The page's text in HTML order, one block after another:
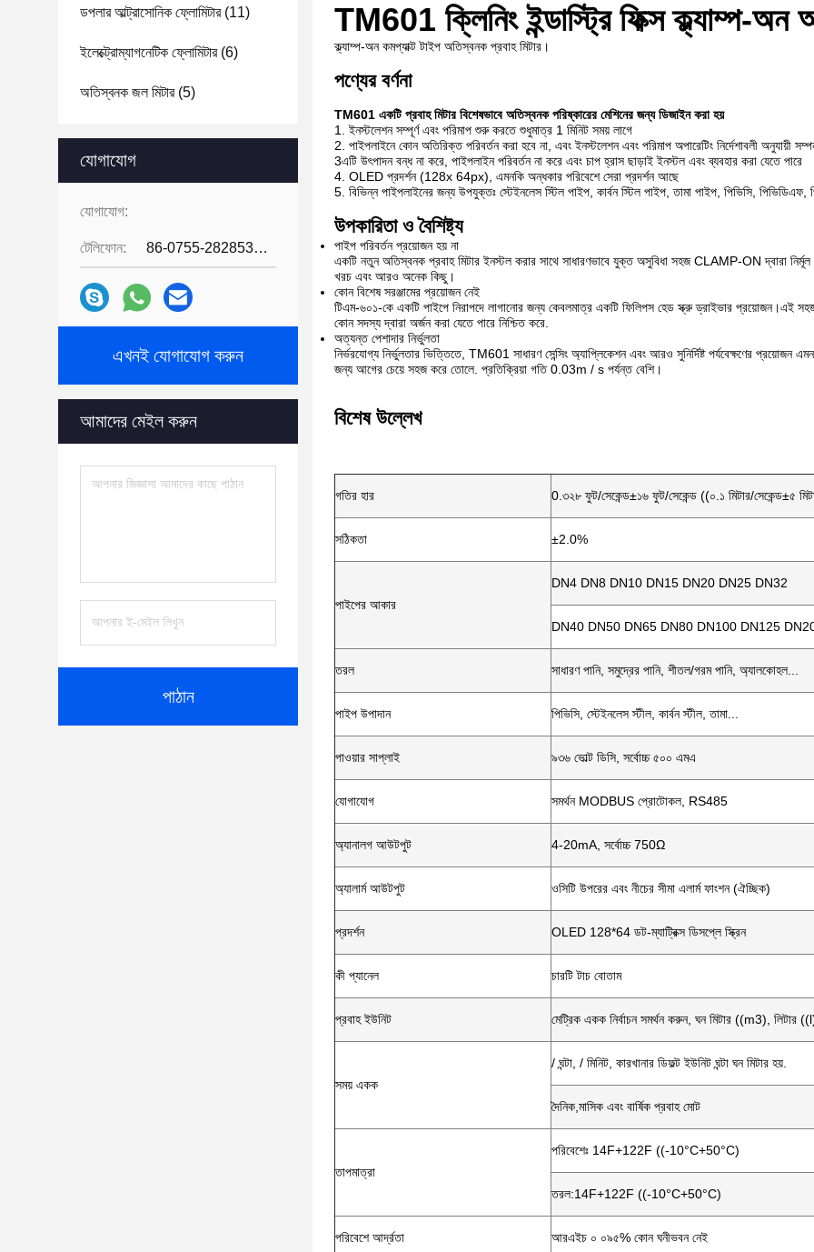
ডপলার আল্ট্রাসোনিক ফ্লোমিটার(11)
ইলেক্ট্রোম্যাগনেটিক ফ্লোমিটার(6)
অতিস্বনক জল মিটার(5)
যোগাযোগ
যোগাযোগ:
টেলিফোন: 86-0755-28285391
এখনই যোগাযোগ করুন
আমাদের মেইল করুন
পাঠান
TM601 ক্লিনিং ইন্ডাস্ট্রি ফিক্স ক্ল্যাম্প-অন
ক্ল্যাম্প-অন কমপ্যাক্ট টাইপ অতিস্বনক প্রবাহ মিটার।
পণ্যের বর্ণনা
TM601 একটি প্রবাহ মিটার বিশেষভাবে অতিস্বনক পরিষ্কারের মেশিনের জন্য ডিজাইন করা হয়
1. ইনস্টলেশন সম্পূর্ণ এবং পরিমাপ শুরু করতে শুধুমাত্র 1 মিনিট সময় লাগে
2. পাইপলাইনে কোন অতিরিক্ত পরিবর্তন করা হবে না, এবং ইনস্টলেশন এবং পরিমাপ অপারেটিং নির্দেশাবলী অনুযায়ী
3এটি উৎপাদন বন্ধ না করে, পাইপলাইন পরিবর্তন না করে এবং চাপ হ্রাস ছাড়াই ইনস্টল এবং ব্যবহার করা যেতে পারে
4. OLED প্রদর্শন (128x 64px), এমনকি অন্ধকার পরিবেশে সেরা প্রদর্শন আছে
5. বিভিন্ন পাইপলাইনের জন্য উপযুক্তঃ স্টেইনলেস স্টিল পাইপ, কার্বন স্টিল পাইপ, তামা পাইপ, পিভিসি,
উপকারিতা ও বৈশিষ্ট্য
পাইপ পরিবর্তন প্রয়োজন হয় না
একটি নতুন অতিস্বনক প্রবাহ মিটার ইনস্টল করার সাথে সাধারণভাবে যুক্ত অসুবিধা সহজ CLAMP-ON দ্বারা
খরচ এবং আরও অনেক কিছু।
কোন বিশেষ সরঞ্জামের প্রয়োজন নেই
টিএম-৬০১-কে একটি পাইপে নিরাপদে লাগানোর জন্য কেবলমাত্র একটি ফিলিপস হেড স্ক্রু ড্রাইভার প্রয়োজন।এই সহজ
কোন সদস্য দ্বারা অর্জন করা যেতে পারে নিশ্চিত করে.
অত্যন্ত পেশাদার নির্ভুলতা
নির্ভরযোগ্য নির্ভুলতার ভিত্তিতে, TM601 সাধারণ সেন্সিং অ্যাপ্লিকেশন এবং আরও সুনির্দিষ্ট পর্যবেক্ষণের প্রয়োজন
জন্য আগের চেয়ে সহজ করে তোলে. প্রতিক্রিয়া গতি 0.03m / s পর্যন্ত বেশি।
বিশেষ উল্লেখ
গতির হার 0.৩২৮ ফুট/সেকেন্ড±১৬ ফুট/সেকেন্ড ((০.১ মিটার/সেকেন্ড±৫
সঠিকতা ±2.0%
পাইপের আকার
DN4 DN8 DN10 DN15 DN20 DN25 DN32
DN40 DN50 DN65 DN80 DN100 DN125
তরল সাধারণ পানি, সমুদ্রের পানি, শীতল/গরম পানি, অ্যালকোহল...
পাইপ উপাদান পিভিসি, স্টেইনলেস স্টীল, কার্বন স্টীল, তামা...
পাওয়ার সাপ্লাই ৯৩৬ ভোল্ট ডিসি, সর্বোচ্চ ৫০০ এমএ
যোগাযোগ সমর্থন MODBUS প্রোটোকল, RS485
অ্যানালগ আউটপুট 4-20mA, সর্বোচ্চ 750Ω
অ্যালার্ম আউটপুট ওসিটি উপরের এবং নীচের সীমা এলার্ম ফাংশন (ঐচ্ছিক)
প্রদর্শন OLED 128*64 ডট-ম্যাট্রিক্স ডিসপ্লে স্ক্রিন
কী প্যানেল চারটি টাচ বোতাম
প্রবাহ ইউনিট মেট্রিক একক নির্বাচন সমর্থন করুন, ঘন মিটার ((m3),
সময় একক
/ ঘন্টা, / মিনিট, কারখানার ডিফল্ট ইউনিট ঘন্টা ঘন মিটার হয়.
দৈনিক,মাসিক এবং বার্ষিক প্রবাহ মোট
তাপমাত্রা
পরিবেশেঃ 14F+122F ((-10°C+50°C)
তরল:14F+122F ((-10°C+50°C)
পরিবেশে আর্দ্রতা আরএইচ ০ ০৯৫% কোন ঘনীভবন নেই